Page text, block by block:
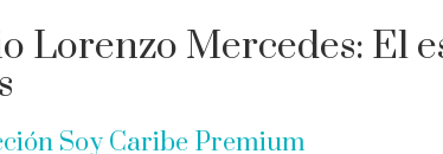
Lorenzo Mercedes: El
Soy Caribe Premium